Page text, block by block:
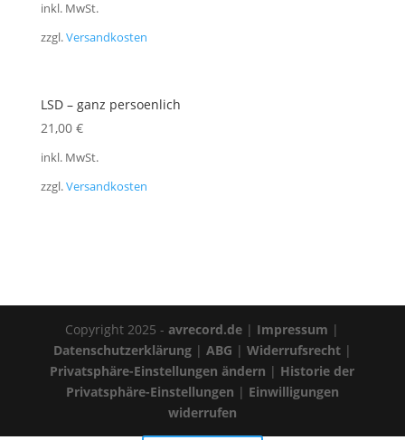
inkl. MwSt.
zzgl.Versandkosten
LSD – ganz persoenlich
21,00 €
inkl. MwSt.
zzgl.Versandkosten
Copyright 2025 -avrecord.de | Impressum |
Datenschutzerklärung| ABG | Widerrufsrecht|
Privatsphäre-Einstellungen ändern | Historie der
Privatsphäre-Einstellungen | Einwilligungen
widerrufen